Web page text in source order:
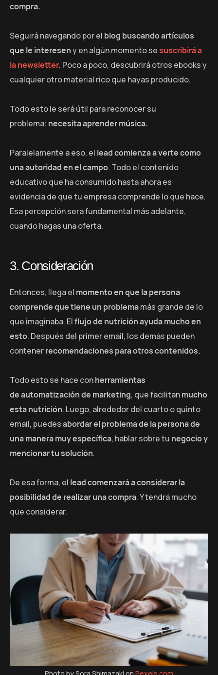
compra.
Seguirá navegando por el blog buscando artículos
que le intereseny en algún momento sesuscribirá a
la newsletter. Poco a poco, descubrirá otros ebooks y
cualquier otro material rico que hayas producido.
Todo esto le será útil para reconocer su
problema: necesita aprender música.
Paralelamente a eso, el lead comienza a verte como
una autoridad en el campo. Todo el contenido
educativo que ha consumido hasta ahora es
evidencia de que tu empresa comprende lo que hace.
Esa percepción será fundamental más adelante,
cuando hagas una oferta.
3. Consideración
Entonces, llega el momento en que la persona
comprende que tiene un problemamás grande de lo
que imaginaba. Elflujo de nutrición ayuda mucho en
esto. Después del primer email, los demás pueden
contenerrecomendaciones para otros contenidos.
Todo esto se hace conherramientas
de automatización de marketing, que facilitanmucho
esta nutrición. Luego, alrededor del cuarto o quinto
email, puedesabordar el problema de la persona de
una manera muy específica, hablar sobre tu negocio y
mencionar tu solución.
De esa forma, el lead comenzará a considerar la
posibilidad de realizar una compra. Y tendrá mucho
que considerar.
Photo by Sora Shimazaki on Pexels.com